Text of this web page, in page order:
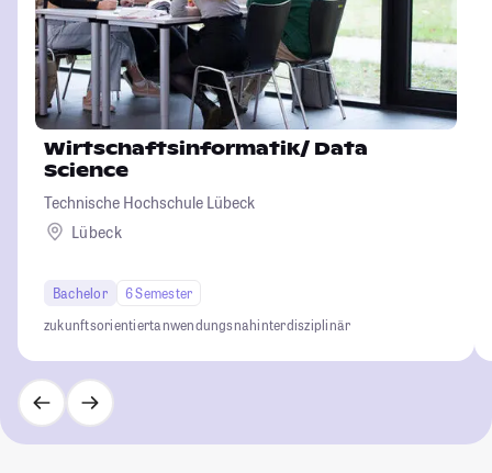
Wirtschaftsinformatik/ Data
Science
Technische Hochschule Lübeck
Lübeck
Bachelor
6 Semester
zukunftsorientiertanwendungsnahinterdisziplinär